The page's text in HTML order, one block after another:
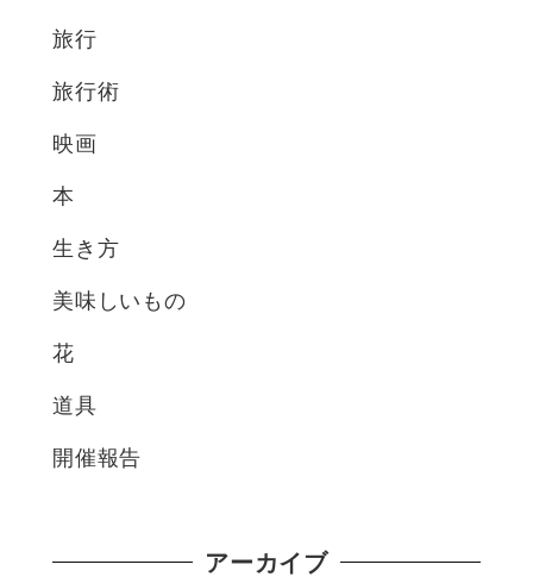
旅行
旅行術
映画
本
生き方
美味しいもの
花
道具
開催報告
アーカイブ